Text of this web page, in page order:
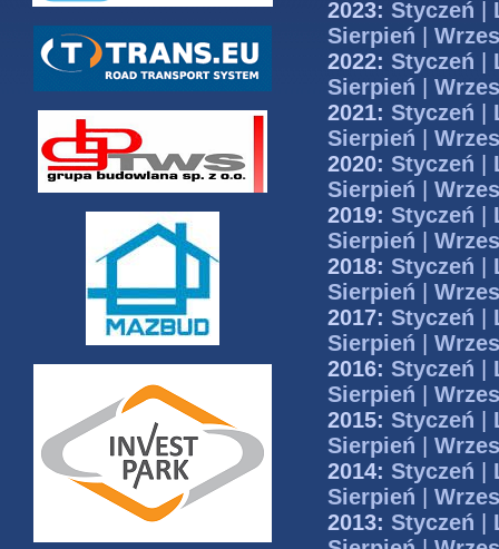
2023: Styczeń
Sierpień
2022: Styczeń
Sierpień
2021: Styczeń
Sierpień
2020: Styczeń
Sierpień
2019: Styczeń
Sierpień
2018: Styczeń
Sierpień
2017: Styczeń
Sierpień
2016: Styczeń
Sierpień
2015: Styczeń
Sierpień
2014: Styczeń
Sierpień
2013: Styczeń